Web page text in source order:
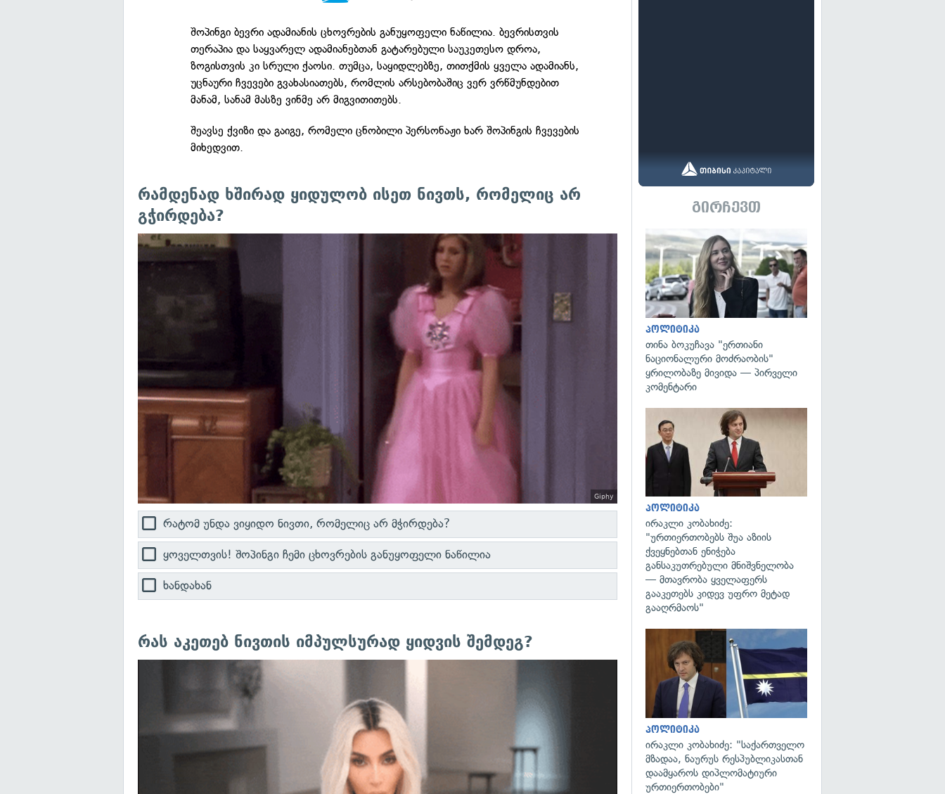
შოპინგი ბევრი ადამიანის ცხოვრების განუყოფელი ნაწილია. ბევრისთვის
თერაპია და საყვარელ ადამიანებთან გატარებული საუკეთესო დროა,
ზოგისთვის კი სრული ქაოსი. თუმცა, საყიდლებზე, თითქმის ყველა ადამიანს,
უცნაური ჩვევები გვახასიათებს, რომლის არსებობაშიც ვერ ვრწმუნდებით
მანამ, სანამ მასზე ვინმე არ მიგვითითებს.
შეავსე ქვიზი და გაიგე, რომელი ცნობილი პერსონაჟი ხარ შოპინგის ჩვევების
მიხედვით.
რამდენად ხშირად ყიდულობ ისეთ ნივთს, რომელიც არ
გჭირდება?
Giphy
რატომ უნდა ვიყიდო ნივთი, რომელიც არ მჭირდება?
ყოველთვის! შოპინგი ჩემი ცხოვრების განუყოფელი ნაწილია
ხანდახან
რას აკეთებ ნივთის იმპულსურად ყიდვის შემდეგ?
გირჩევთ
პოლიტიკა
თინა ბოკუჩავა "ერთიანი
ნაციონალური მოძრაობის"
ყრილობაზე მივიდა — პირველი
კომენტარი
პოლიტიკა
ირაკლი კობახიძე:
"ურთიერთობებს შუა აზიის
ქვეყნებთან ენიჭება
განსაკუთრებული მნიშვნელობა
— მთავრობა ყველაფერს
გააკეთებს კიდევ უფრო მეტად
გააღრმაოს"
პოლიტიკა
ირაკლი კობახიძე: "საქართველო
მზადაა, ნაურუს რესპუბლიკასთან
დაამყაროს დიპლომატიური
ურთიერთობები"